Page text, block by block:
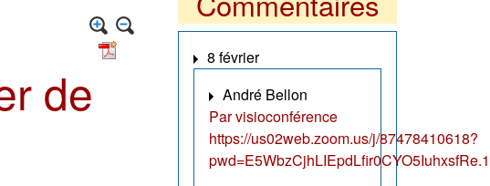
de
8 février
André Bellon
Par visioconférence
https://us02web.zoom.us/j/87478410618?